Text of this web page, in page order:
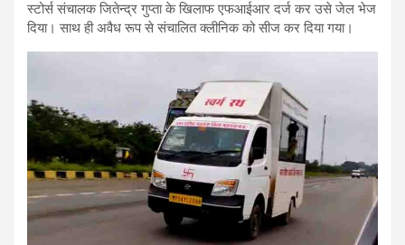
स्टोर्स संचालक जितेन्द्र गुप्ता के खिलाफ एफआईआर दर्ज कर उसे जेल भेज
दिया। साथ ही अवैध रूप से संचालित क्लीनिक को सीज कर दिया गया।